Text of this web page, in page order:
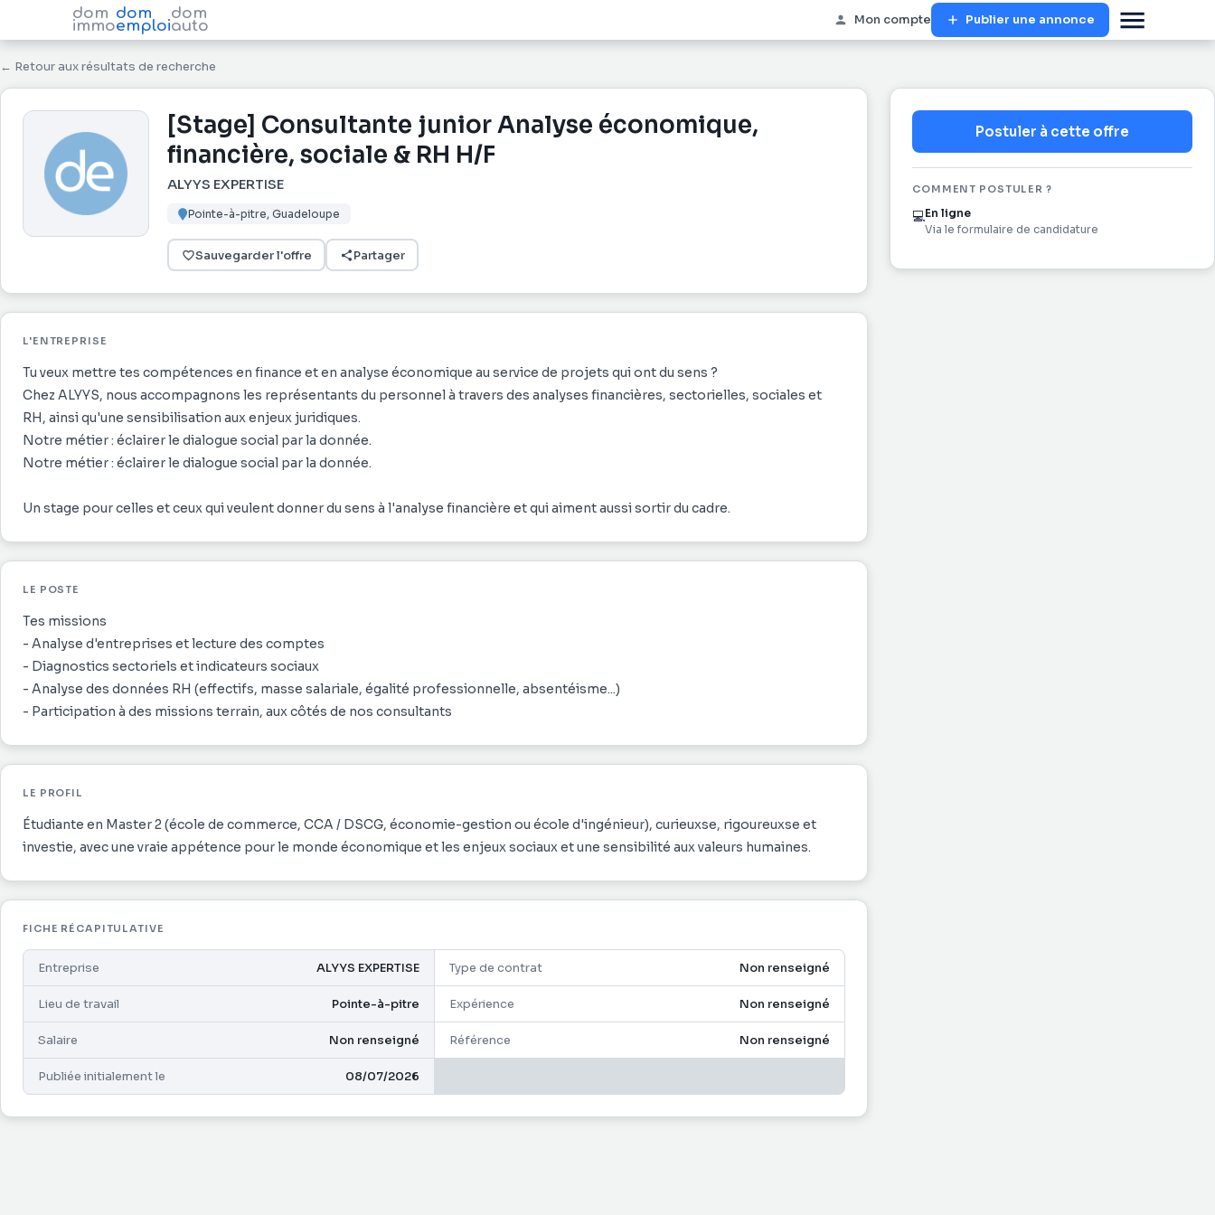
dom
immo
dom
emploi
dom
auto Mon compte Publier une annonce
← Retour aux résultats de recherche
[Stage] Consultante junior Analyse économique,
financière, sociale & RH H/F
ALYYS EXPERTISE
Pointe-à-pitre, Guadeloupe
Sauvegarder l'offre Partager
L'ENTREPRISE
Tu veux mettre tes compétences en finance et en analyse économique au service de projets qui ont du sens ?
Chez ALYYS, nous accompagnons les représentants du personnel à travers des analyses financières, sectorielles, sociales et
RH, ainsi qu'une sensibilisation aux enjeux juridiques.
Notre métier : éclairer le dialogue social par la donnée.
Notre métier : éclairer le dialogue social par la donnée.
Un stage pour celles et ceux qui veulent donner du sens à l'analyse financière et qui aiment aussi sortir du cadre.
LE POSTE
Tes missions
- Analyse d'entreprises et lecture des comptes
- Diagnostics sectoriels et indicateurs sociaux
- Analyse des données RH (effectifs, masse salariale, égalité professionnelle, absentéisme...)
- Participation à des missions terrain, aux côtés de nos consultants
LE PROFIL
Étudiante en Master 2 (école de commerce, CCA / DSCG, économie-gestion ou école d'ingénieur), curieuxse, rigoureuxse et
investie, avec une vraie appétence pour le monde économique et les enjeux sociaux et une sensibilité aux valeurs humaines.
FICHE RÉCAPITULATIVE
Entreprise ALYYS EXPERTISE Type de contrat Non renseigné
Lieu de travail Pointe-à-pitre Expérience Non renseigné
Salaire Non renseigné Référence Non renseigné
Publiée initialement le 08/07/2026
Postuler à cette offre
COMMENT POSTULER ?
💻En ligne
Via le formulaire de candidature